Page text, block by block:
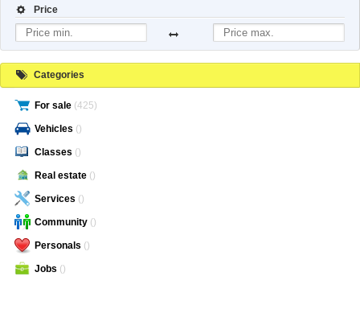
Price
Categories
For sale (425)
Vehicles ()
Classes ()
Real estate ()
Services ()
Community ()
Personals ()
Jobs ()